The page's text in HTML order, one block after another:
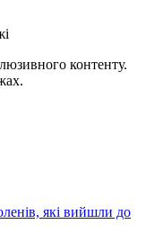
контенту.
які вийшли до